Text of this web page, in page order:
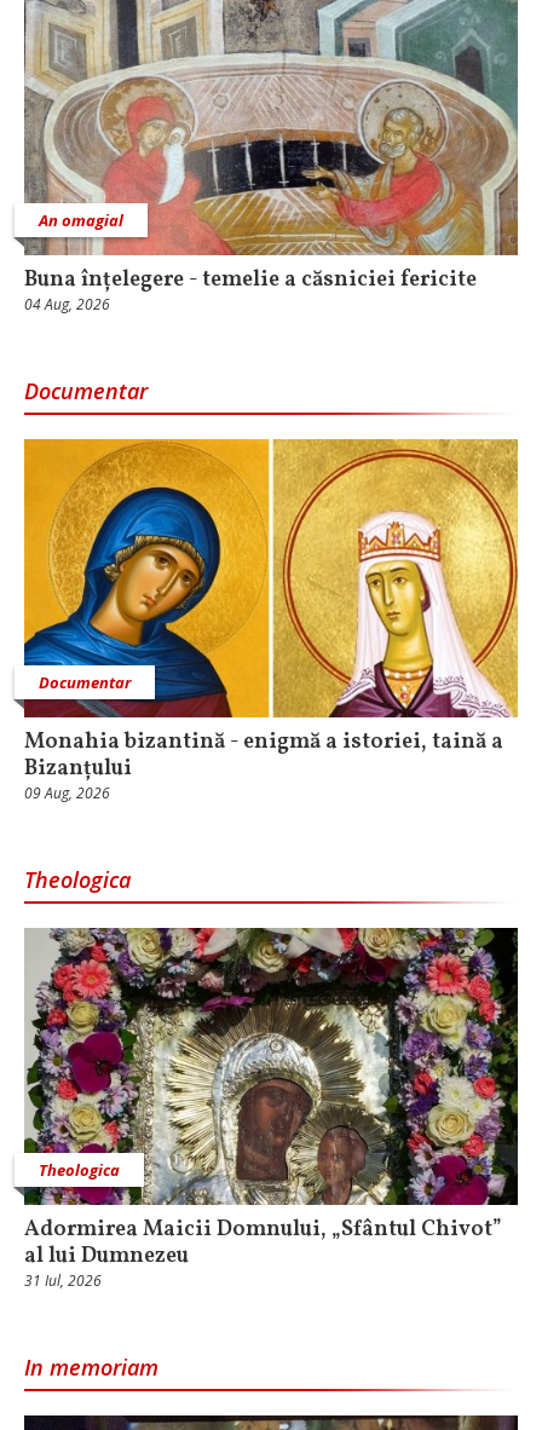
An omagial
Buna înțelegere - temelie a căsniciei fericite
04 Aug, 2026
Documentar
Documentar
Monahia bizantină - enigmă a istoriei, taină a
Bizanțului
09 Aug, 2026
Theologica
Theologica
Adormirea Maicii Domnului, „Sfântul Chivot”
al lui Dumnezeu
31 Iul, 2026
In memoriam